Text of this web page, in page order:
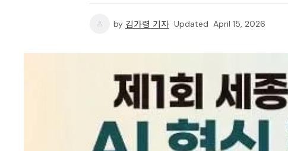
by 김가령 기자 Updated April 15, 2026